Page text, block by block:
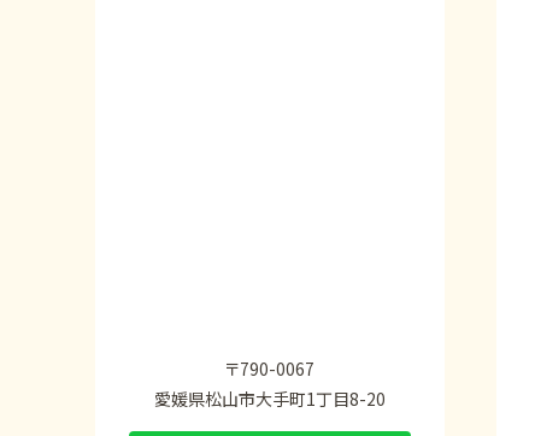
〒790-0067
愛媛県松山市大手町1丁目8-20